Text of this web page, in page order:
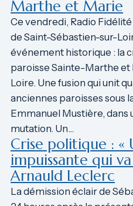
Marthe et Marie
Ce vendredi, Radio
de Saint-Sébastien-sur-
événement historique : la
paroisse Sainte-Marthe
Loire. Une fusion qui unit
anciennes paroisses sous
Emmanuel Mustière,
mutation. Un…
Crise politique : «
impuissante qui
Arnauld Leclerc
La démission éclair de